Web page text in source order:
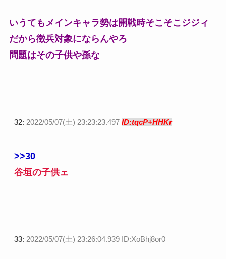
いうてもメインキャラ勢は開戦時そこそこジジィ
だから徴兵対象にならんやろ
問題はその子供や孫な
32: 2022/05/07(土) 23:23:23.497 ID:tqcP+HHKr
>>30
谷垣の子供ェ
33: 2022/05/07(土) 23:26:04.939 ID:XoBhj8or0